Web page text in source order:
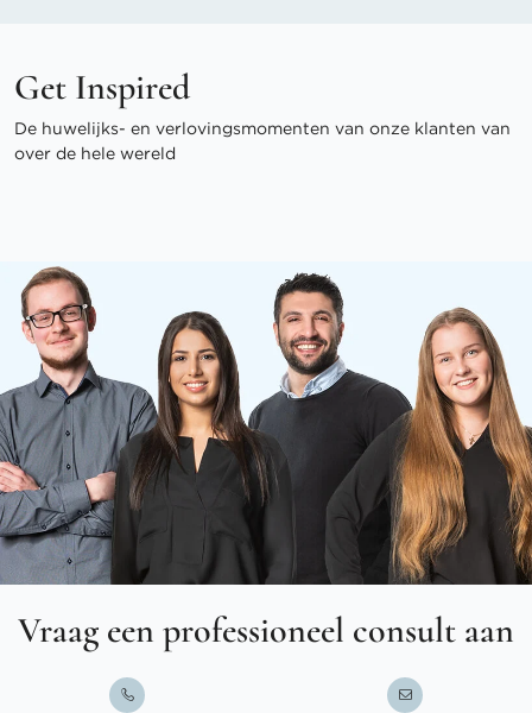
Get Inspired
De huwelijks- en verlovingsmomenten van onze klanten van
over de hele wereld
Vraag een professioneel consult aan